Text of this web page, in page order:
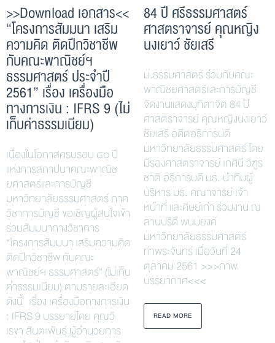
>>Download เอกสาร<<
“โครงการสัมมนา เสริม
ความคิด ติดปีกวิชาชีพ
กับคณะพาณิชย์ฯ
ธรรมศาสตร์ ประจำปี
2561” เรื่อง เครื่องมือ
ทางการเงิน : IFRS 9 (ไม่
เก็บค่าธรรมเนียม)
เนื่องในโอกาสครบรอบ ๘๐ ปี
แห่งการสถาปนาคณะพาณิช
ยศาสตร์และการบัญชี
มหาวิทยาลัยธรรมศาสตร์ ภาค
วิชาการบัญชี ขอเชิญผู้สนใจเข้า
ร่วมสัมมนาทางวิชาการ
“โครงการสัมมนา เสริมความคิด
ติดปีกวิชาชีพ กับคณะ
พาณิชย์ฯ ธรรมศาสตร์” (ไม่เก็บ
ค่าธรรมเนียม) ตามรายละเอียด
ดังนี้ เรื่อง เครื่องมือทางการเงิน
: IFRS 9 บรรยายโดย คุณวิ
เรขา สันตะพันธุ์ ผู้อำนวยการ
84 ปี ศรีธรรมศาสตร์
ศาสตราจารย์ คุณหญิง
นงเยาว์ ชัยเสรี
ม.ธรรมศาสตร์ ร่วมกับคณะ
พาณิชยศาสตร์และการบัญชี
จัดงานแสดงมุทิตาจิต 84 ปี
ศาสตราจารย์ คุณหญิงนงเยาว์
ชัยเสรี อดีตอธิการบดี
มหาวิทยาลัยธรรมศาสตร์ โดย
มีรองศาสตราจารย์ เกศินี วิฑูร
ชาติ อธิการบดี มธ. นำทีมผู้
บริหาร มธ. คณาจารย์ เจ้า
หน้าที่ และศิษย์เก่า ร่วมงาน ณ
ลานปรีดี พนมยงค์
มหาวิทยาลัยธรรมศาสตร์
ท่าพระจันทร์ เมื่อวันที่ 24
ตุลาคม 2561 >>>ภาพ
บรรยากาศ<<<
READ MORE